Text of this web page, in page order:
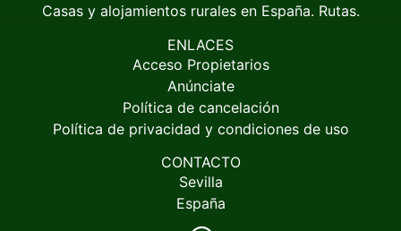
Casas y alojamientos rurales en España. Rutas.
ENLACES
Acceso Propietarios
Anúnciate
Política de cancelación
Política de privacidad y condiciones de uso
CONTACTO
Sevilla
España